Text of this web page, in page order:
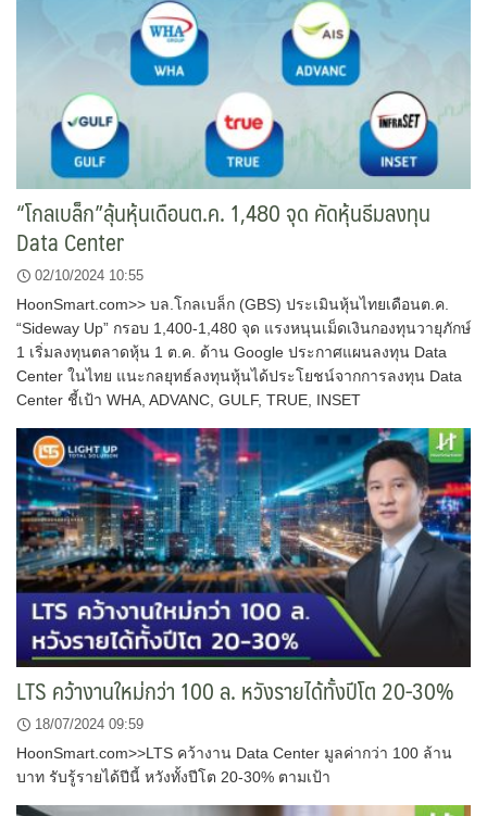
“โกลเบล็ก”ลุ้นหุ้นเดือนต.ค. 1,480 จุด คัดหุ้นธีมลงทุน
Data Center
02/10/2024 10:55
HoonSmart.com>> บล.โกลเบล็ก (GBS) ประเมินหุ้นไทยเดือนต.ค.
“Sideway Up” กรอบ 1,400-1,480 จุด แรงหนุนเม็ดเงินกองทุนวายุภักษ์
1 เริ่มลงทุนตลาดหุ้น 1 ต.ค. ด้าน Google ประกาศแผนลงทุน Data
Center ในไทย แนะกลยุทธ์ลงทุนหุ้นได้ประโยชน์จากการลงทุน Data
Center ชี้เป้า WHA, ADVANC, GULF, TRUE, INSET
LTS คว้างานใหม่กว่า 100 ล. หวังรายได้ทั้งปีโต 20-30%
18/07/2024 09:59
HoonSmart.com>>LTS คว้างาน Data Center มูลค่ากว่า 100 ล้าน
บาท รับรู้รายได้ปีนี้ หวังทั้งปีโต 20-30% ตามเป้า